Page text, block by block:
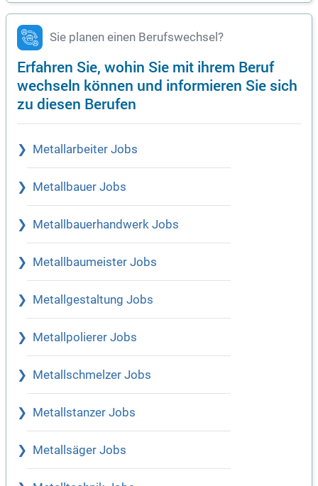
Sie planen einen Berufswechsel?
Erfahren Sie, wohin Sie mit ihrem Beruf
wechseln können und informieren Sie sich
zu diesen Berufen
Metallarbeiter Jobs
Metallbauer Jobs
Metallbauerhandwerk Jobs
Metallbaumeister Jobs
Metallgestaltung Jobs
Metallpolierer Jobs
Metallschmelzer Jobs
Metallstanzer Jobs
Metallsäger Jobs